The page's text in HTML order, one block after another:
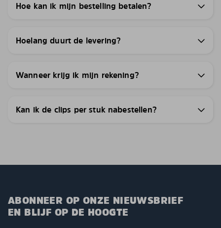
Hoe kan ik mijn bestelling betalen?
Hoelang duurt de levering?
Wanneer krijg ik mijn rekening?
Kan ik de clips per stuk nabestellen?
ABONNEER OP ONZE NIEUWSBRIEF
EN BLIJF OP DE HOOGTE